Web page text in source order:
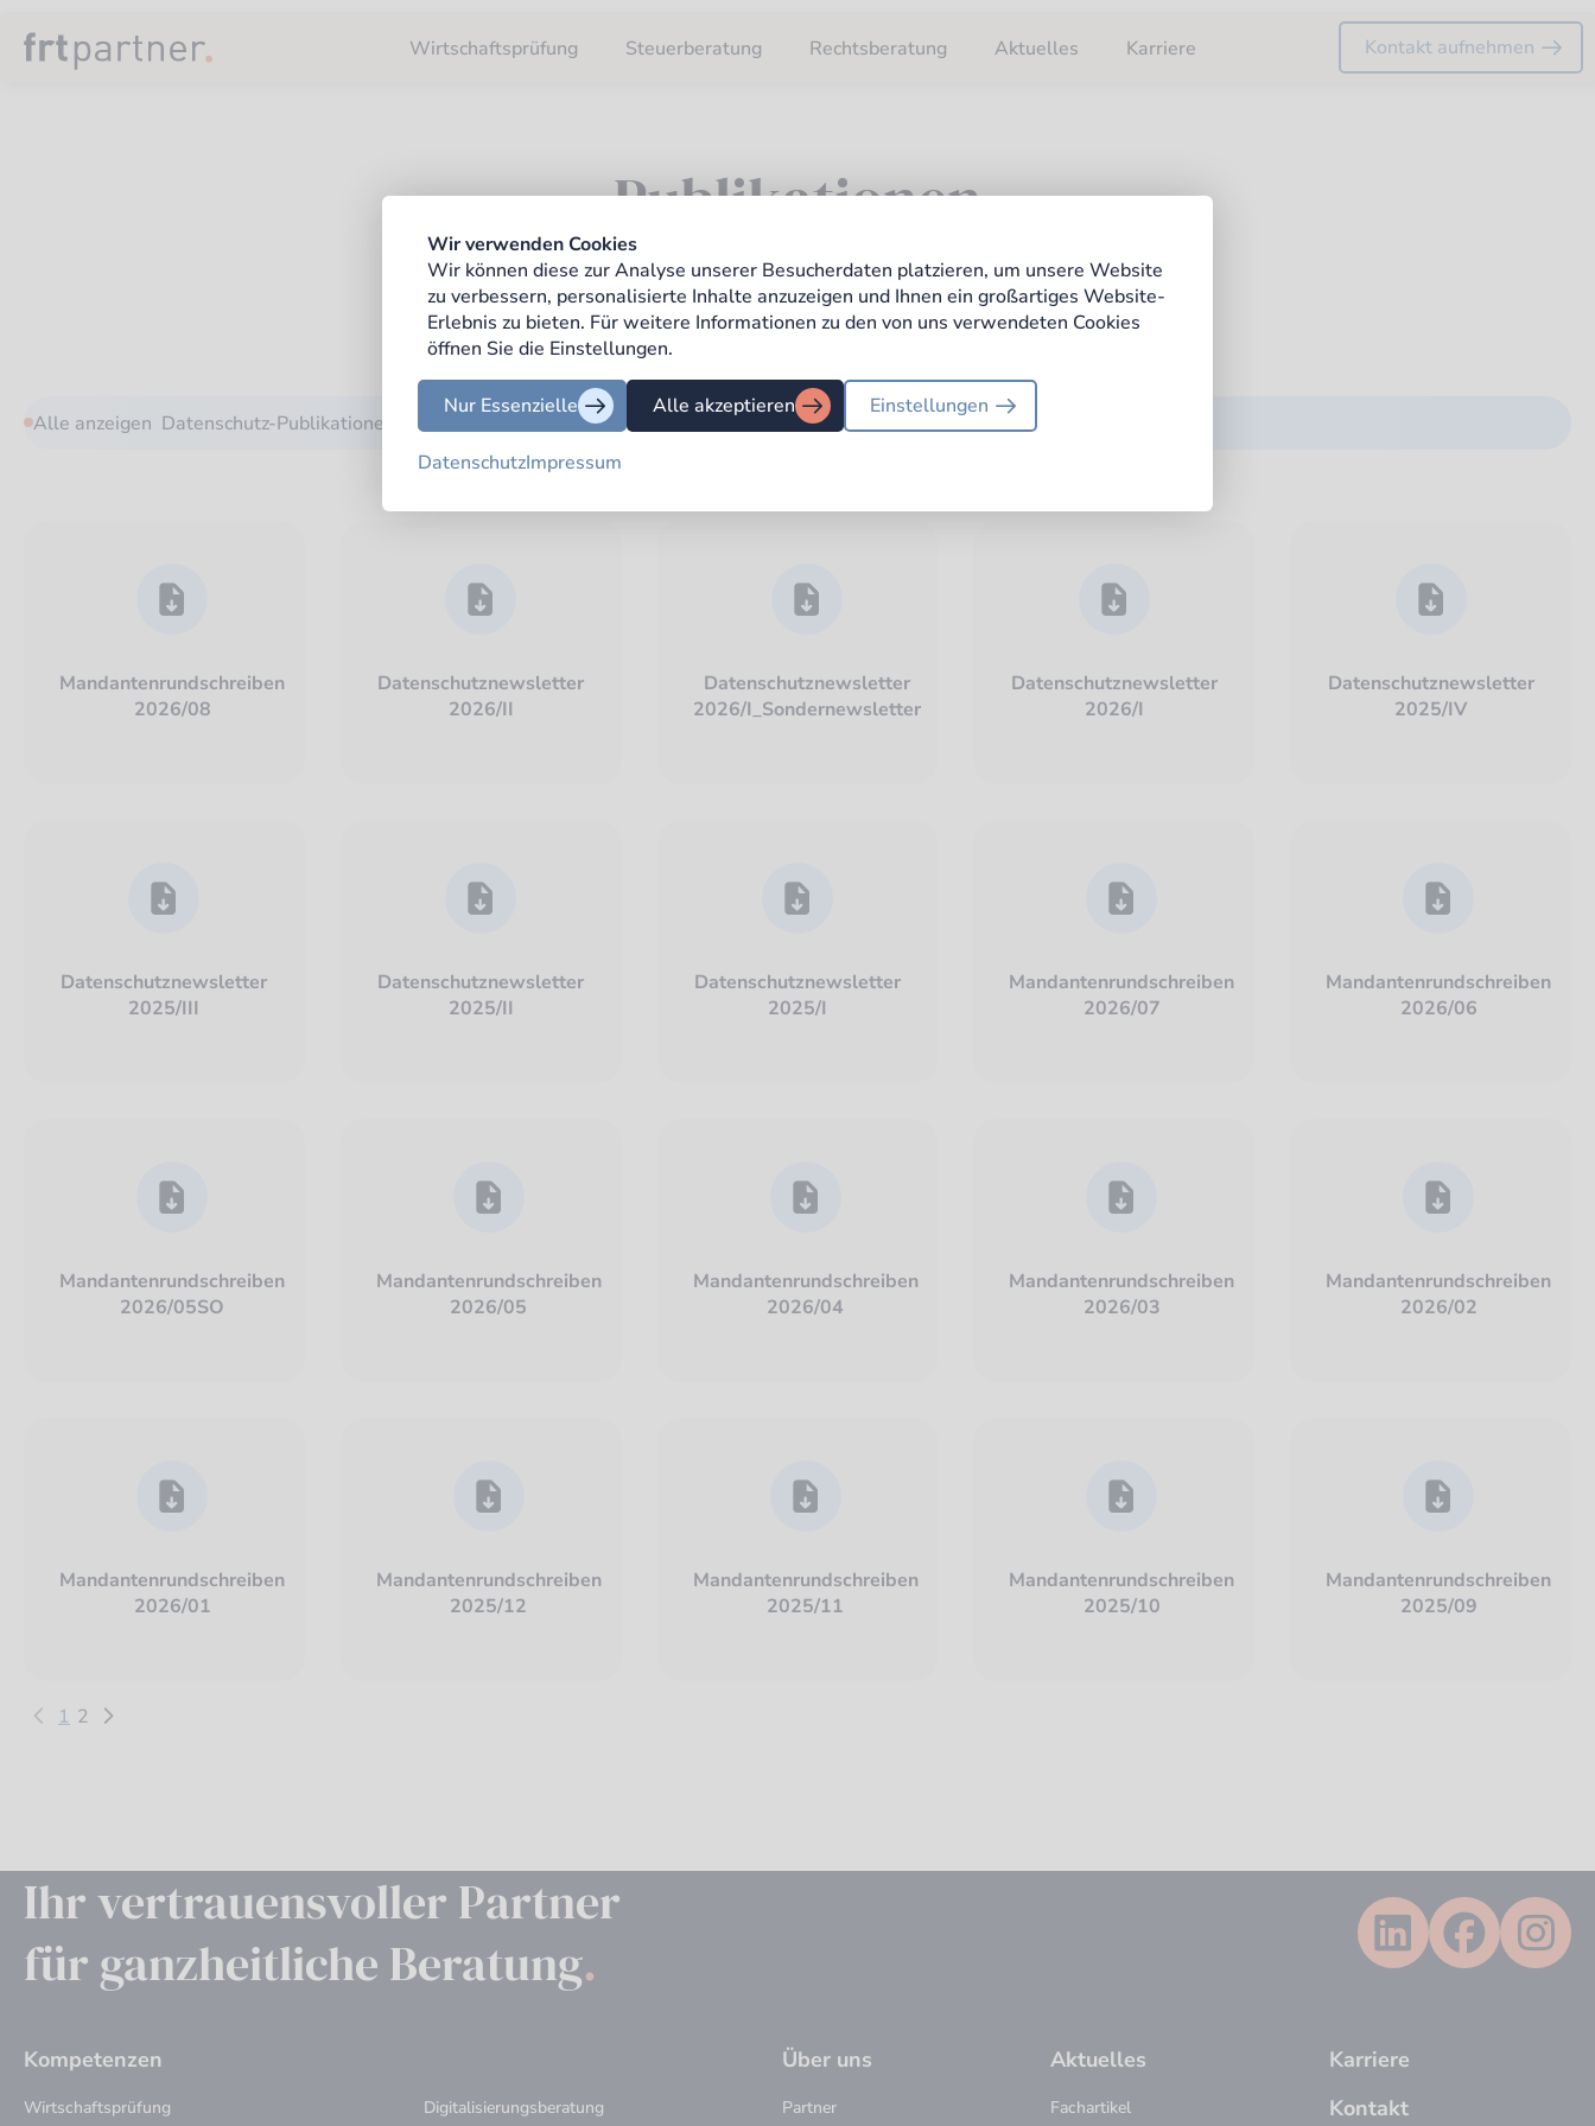
Wir verwenden Cookies
Wir können diese zur Analyse unserer Besucherdaten platzieren, um unsere Website
zu verbessern, personalisierte Inhalte anzuzeigen und Ihnen ein großartiges Website-
Erlebnis zu bieten. Für weitere Informationen zu den von uns verwendeten Cookies
öffnen Sie die Einstellungen.
Alle akzeptieren
Nur Essenzielle Einstellungen
DatenschutzImpressum
Wirtschaftsprüfung Steuerberatung Rechtsberatung Aktuelles Karriere Kontakt aufnehmen
Publikationen
Filtern Sie unsere Publikationen nach Themenschwerpunktenund finden Sie schnell
die Inhalte, die für Sierelevant sind.
Alle anzeigen Datenschutz-Publikationen Mandantenrundschreiben Aufbewahrungsfristen
Mandantenrundschreiben
2026/08
Datenschutznewsletter
2026/II
Datenschutznewsletter
2026/I_Sondernewsletter
Datenschutznewsletter
2026/I
Datenschutznewsletter
2025/IV
Datenschutznewsletter
2025/III
Datenschutznewsletter
2025/II
Datenschutznewsletter
2025/I
Mandantenrundschreiben
2026/07
Mandantenrundschreiben
2026/06
Mandantenrundschreiben
2026/05SO
Mandantenrundschreiben
2026/05
Mandantenrundschreiben
2026/04
Mandantenrundschreiben
2026/03
Mandantenrundschreiben
2026/02
Mandantenrundschreiben
2026/01
Mandantenrundschreiben
2025/12
Mandantenrundschreiben
2025/11
Mandantenrundschreiben
2025/10
Mandantenrundschreiben
2025/09
1 2
Ihr vertrauensvoller Partner
für ganzheitliche Beratung.
Kompetenzen
Wirtschaftsprüfung Digitalisierungsberatung
Über uns
Partner
Aktuelles
Fachartikel
Karriere
Kontakt